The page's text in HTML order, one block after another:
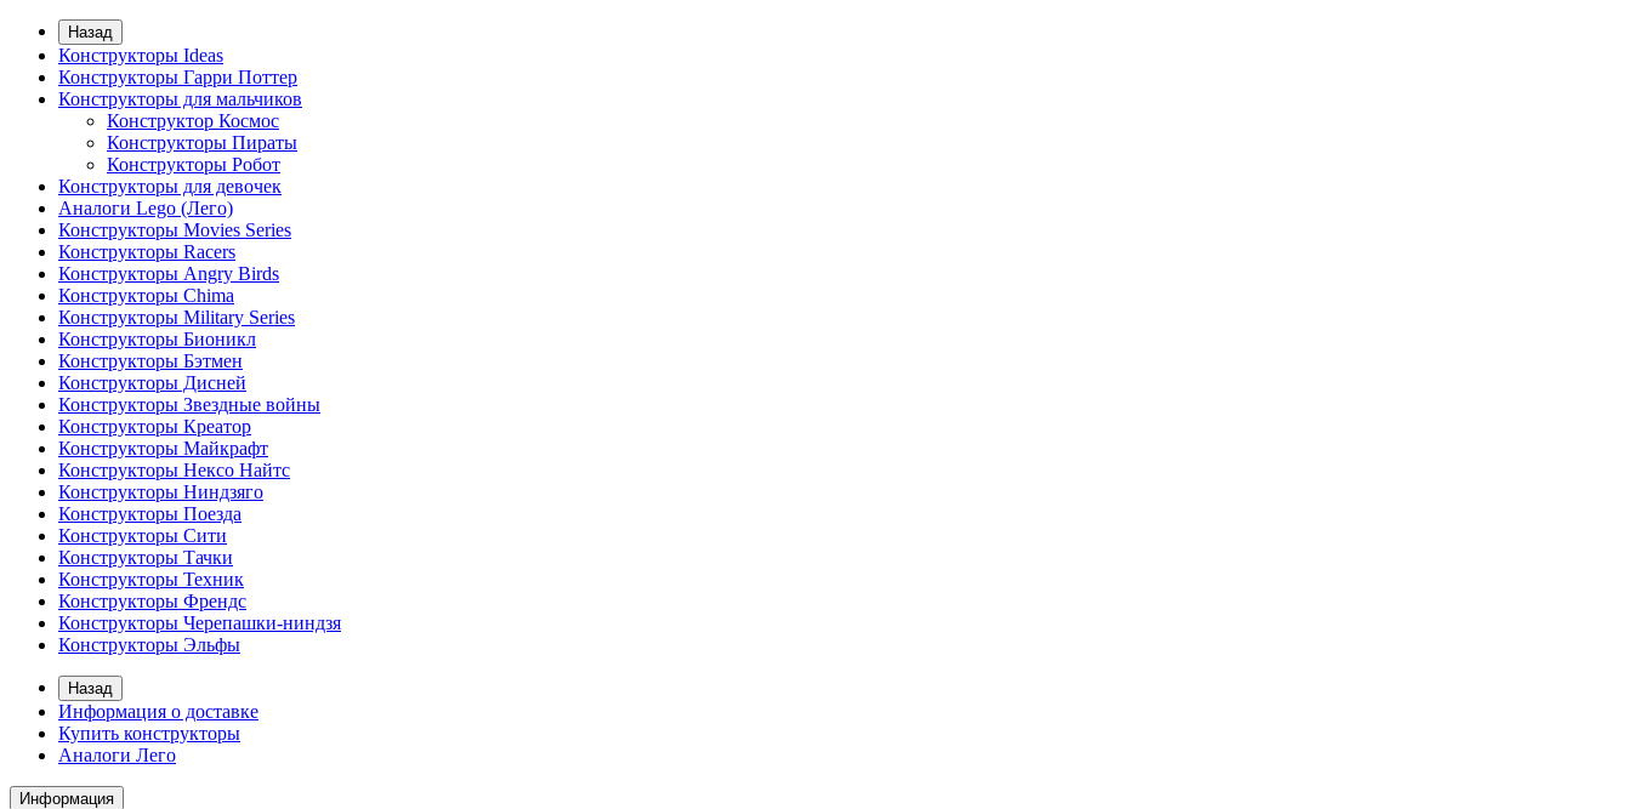
Назад
Конструкторы Ideas
Конструкторы Гарри Поттер
Конструкторы для мальчиков
Конструктор Космос
Конструкторы Пираты
Конструкторы Робот
Конструкторы для девочек
Аналоги Lego (Лего)
Конструкторы Movies Series
Конструкторы Racers
Конструкторы Angry Birds
Конструкторы Chima
Конструкторы Military Series
Конструкторы Бионикл
Конструкторы Бэтмен
Конструкторы Дисней
Конструкторы Звездные войны
Конструкторы Креатор
Конструкторы Майкрафт
Конструкторы Нексо Найтс
Конструкторы Ниндзяго
Конструкторы Поезда
Конструкторы Сити
Конструкторы Тачки
Конструкторы Техник
Конструкторы Френдс
Конструкторы Черепашки-ниндзя
Конструкторы Эльфы
Назад
Информация о доставке
Купить конструкторы
Аналоги Лего
Информация